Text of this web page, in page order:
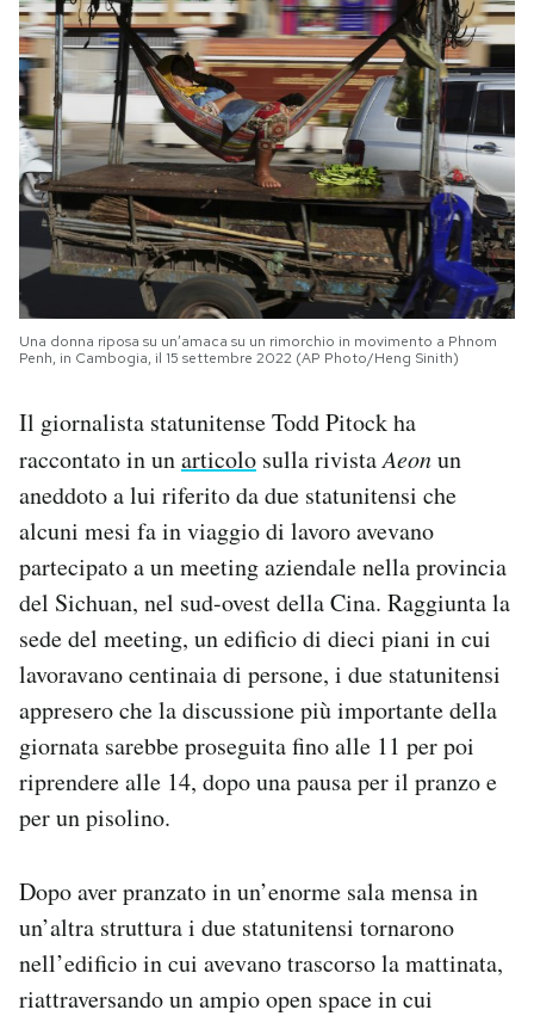
Una donna riposa su un’amaca su un rimorchio in movimento a Phnom
Penh, in Cambogia, il 15 settembre 2022 (AP Photo/Heng Sinith)
Il giornalista statunitense Todd Pitock ha
raccontato in unarticolo sulla rivistaAeonun
aneddoto a lui riferito da due statunitensi che
alcuni mesi fa in viaggio di lavoro avevano
partecipato a un meeting aziendale nella provincia
del Sichuan, nel sud-ovest della Cina. Raggiunta la
sede del meeting, un edificio di dieci piani in cui
lavoravano centinaia di persone, i due statunitensi
appresero che la discussione più importante della
giornata sarebbe proseguita fino alle 11 per poi
riprendere alle 14, dopo una pausa per il pranzo e
per un pisolino.
Dopo aver pranzato in un’enorme sala mensa in
un’altra struttura i due statunitensi tornarono
nell’edificio in cui avevano trascorso la mattinata,
riattraversando un ampio open space in cui